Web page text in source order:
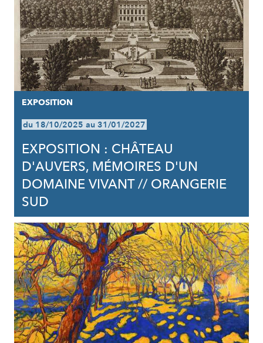
EXPOSITION
du 18/10/2025 au 31/01/2027
EXPOSITION : CHÂTEAU
D'AUVERS, MÉMOIRES D'UN
DOMAINE VIVANT // ORANGERIE
SUD